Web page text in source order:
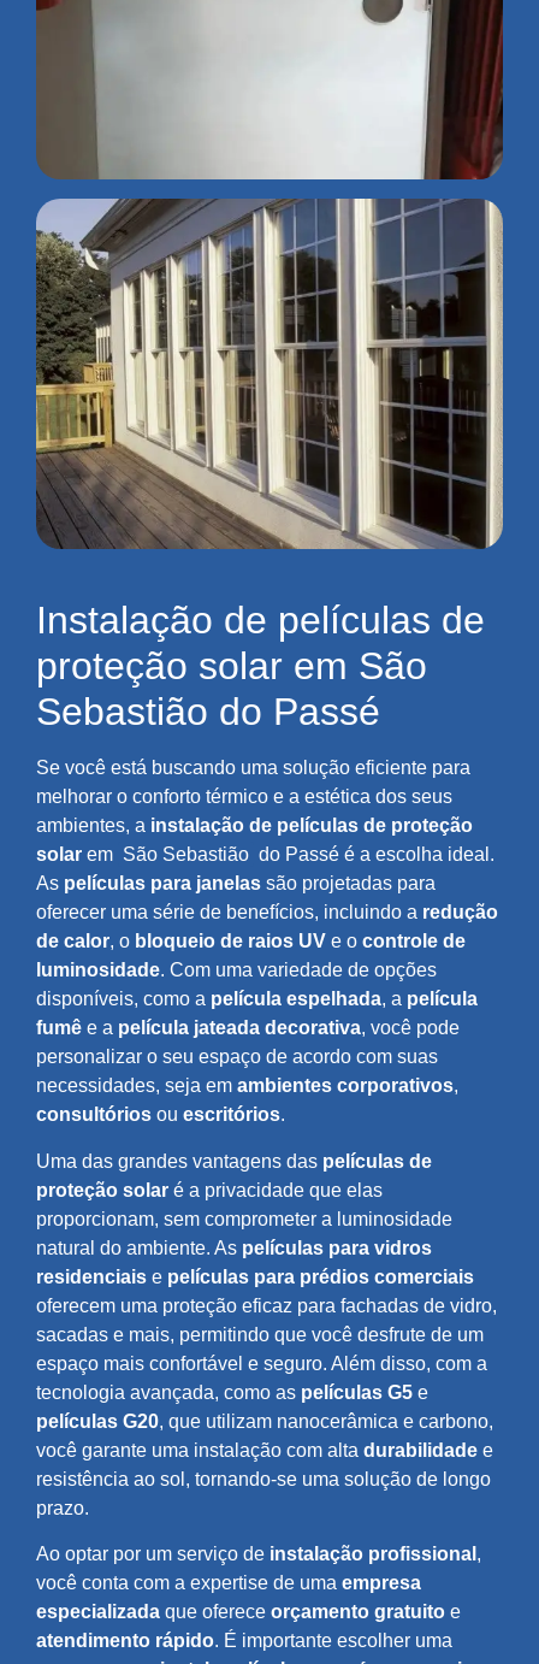
Instalação de películas de
proteção solar em São
Sebastião do Passé
Se você está buscando uma solução eficiente para
melhorar o conforto térmico e a estética dos seus
ambientes, a instalação de películas de proteção
solar em São Sebastião do Passé é a escolha ideal.
As películas para janelas são projetadas para
oferecer uma série de benefícios, incluindo a redução
de calor, o bloqueio de raios UV e o controle de
luminosidade. Com uma variedade de opções
disponíveis, como a película espelhada, a película
fumê e a película jateada decorativa, você pode
personalizar o seu espaço de acordo com suas
necessidades, seja em ambientes corporativos,
consultórios ou escritórios.
Uma das grandes vantagens das películas de
proteção solar é a privacidade que elas
proporcionam, sem comprometer a luminosidade
natural do ambiente. As películas para vidros
residenciais e películas para prédios comerciais
oferecem uma proteção eficaz para fachadas de vidro,
sacadas e mais, permitindo que você desfrute de um
espaço mais confortável e seguro. Além disso, com a
tecnologia avançada, como as películas G5 e
películas G20, que utilizam nanocerâmica e carbono,
você garante uma instalação com alta durabilidade e
resistência ao sol, tornando-se uma solução de longo
prazo.
Ao optar por um serviço de instalação profissional ,
você conta com a expertise de uma empresa
especializada que oferece orçamento gratuito e
atendimento rápido. É importante escolher uma